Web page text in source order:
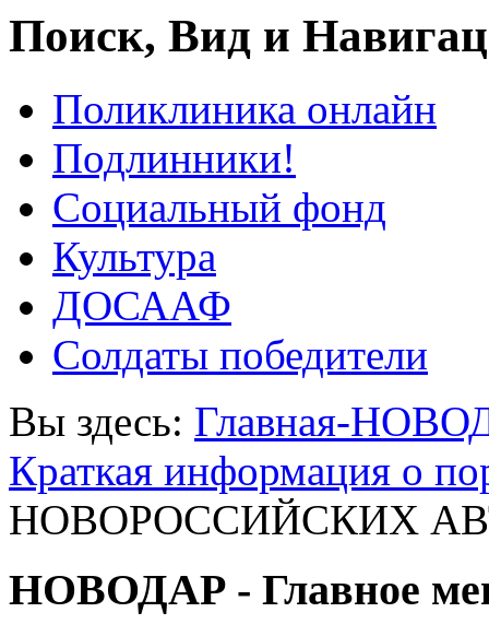
Поиск, Вид и
Поликлиника онлайн
Подлинники!
Социальный фонд
Культура
ДОСААФ
Солдаты победители
Вы здесь: Главная-
Краткая информация о
НОВОРОССИЙСКИХ
НОВОДАР - Главное